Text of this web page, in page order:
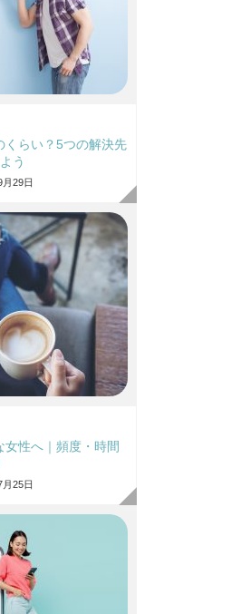
くらい？5つの解決先
う
29日
性へ｜頻度・時間
25日